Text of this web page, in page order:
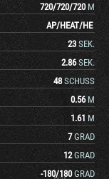
720/720/720 M
AP/HEAT/HE
23 SEK.
2.86 SEK.
48 SCHUSS
0.56 M
1.61 M
7 GRAD
12 GRAD
-180/180 GRAD